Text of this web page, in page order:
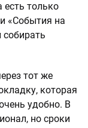
есть только
«События на
тот же
которая
удобно. В
но сроки